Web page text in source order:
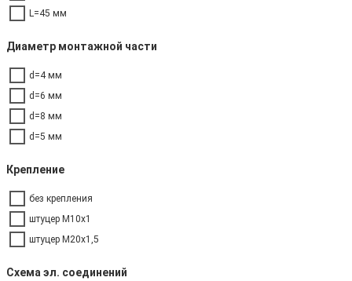
L=45 мм
Диаметр монтажной части
d=4 мм
d=6 мм
d=8 мм
d=5 мм
Крепление
без крепления
штуцер М10х1
штуцер М20х1,5
Схема эл. соединений